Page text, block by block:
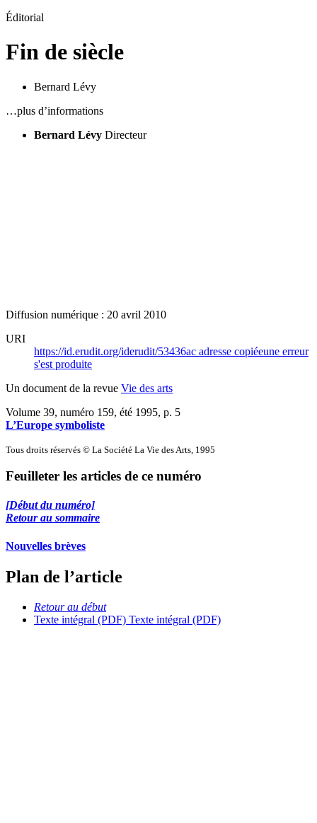
Éditorial
Fin de siècle
Bernard Lévy
…plus d’informations
Bernard Lévy Directeur
Diffusion numérique : 20 avril 2010
URI
https://id.erudit.org/iderudit/53436ac adresse copiéeune erreur
s'est produite
Un document de la revue Vie des arts
Volume 39, numéro 159, été 1995, p. 5
L’Europe symboliste
Tous droits réservés © La Société La Vie des Arts, 1995
Feuilleter les articles de ce numéro
[Début du numéro]
Retour au sommaire
Nouvelles brèves
Plan de l’article
Retour au début
Texte intégral (PDF) Texte intégral (PDF)